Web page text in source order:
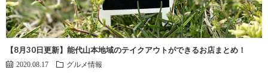
【8月30日更新】能代山本地域のテイクアウトができるお店まとめ！
2020.08.17 グルメ情報